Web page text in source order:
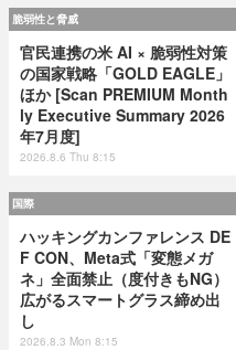
脆弱性と脅威
官民連携の米 AI × 脆弱性対策
の国家戦略「GOLD EAGLE」
ほか [Scan PREMIUM Month
ly Executive Summary 2026
年7月度]
2026.8.6 Thu 8:15
国際
ハッキングカンファレンス DE
F CON、Meta式「変態メガ
ネ」全面禁止（度付きもNG）
広がるスマートグラス締め出
し
2026.8.3 Mon 8:15